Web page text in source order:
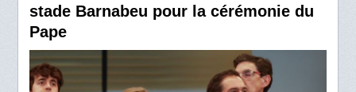
stade Barnabeu pour la cérémonie du
Pape